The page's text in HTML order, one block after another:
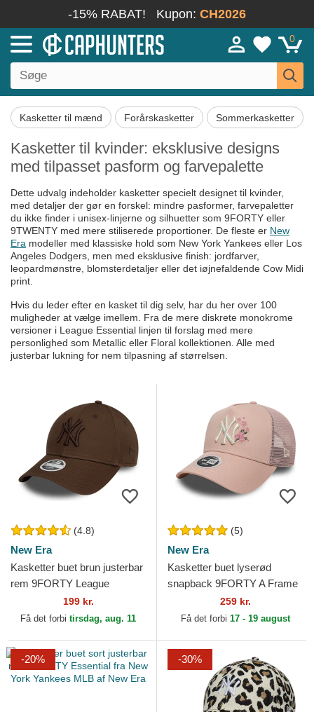
-15% RABAT! Kupon: CH2026
0
Kasketter til mænd Forårskasketter Sommerkasketter
Kasketter til kvinder: eksklusive designs
med tilpasset pasform og farvepalette
Dette udvalg indeholder kasketter specielt designet til kvinder,
med detaljer der gør en forskel: mindre pasformer, farvepaletter
du ikke finder i unisex-linjerne og silhuetter som 9FORTY eller
9TWENTY med mere stiliserede proportioner. De fleste er New
Era modeller med klassiske hold som New York Yankees eller Los
Angeles Dodgers, men med eksklusive finish: jordfarver,
leopardmønstre, blomsterdetaljer eller det iøjnefaldende Cow Midi
print.
Hvis du leder efter en kasket til dig selv, har du her over 100
muligheder at vælge imellem. Fra de mere diskrete monokrome
versioner i League Essential linjen til forslag med mere
personlighed som Metallic eller Floral kollektionen. Alle med
justerbar lukning for nem tilpasning af størrelsen.
(4.8)
New Era
Kasketter buet brun justerbar
rem 9FORTY League
Essential fra New York
Yankees MLB af New Era
199 kr.
Få det forbi tirsdag, aug. 11
(5)
New Era
Kasketter buet lyserød
snapback 9FORTY A Frame
Floral fra New York Yankees
MLB af New Era
259 kr.
Få det forbi 17 - 19 august
-20% -30%